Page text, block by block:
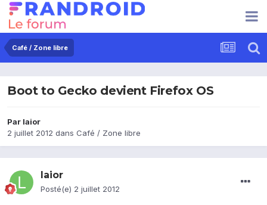
Café / Zone libre
Boot to Gecko devient Firefox OS
Par laior
2 juillet 2012 dans Café / Zone libre
laior
Posté(e) 2 juillet 2012